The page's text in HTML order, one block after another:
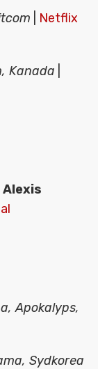
Netflix
Kanada
Apokalyps,
Sydkorea